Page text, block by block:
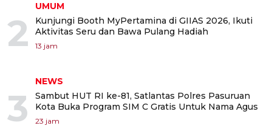
2
UMUM
Kunjungi Booth MyPertamina di GIIAS 2026, Ikuti
Aktivitas Seru dan Bawa Pulang Hadiah
13 jam
3
NEWS
Sambut HUT RI ke-81, Satlantas Polres Pasuruan
Kota Buka Program SIM C Gratis Untuk Nama Agus
23 jam